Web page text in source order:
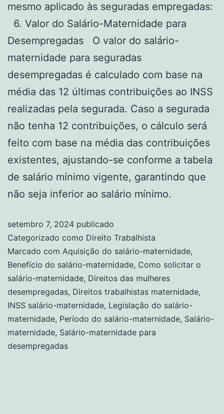
mesmo aplicado às seguradas empregadas:
6. Valor do Salário-Maternidade para
Desempregadas O valor do salário-
maternidade para seguradas
desempregadas é calculado com base na
média das 12 últimas contribuições ao INSS
realizadas pela segurada. Caso a segurada
não tenha 12 contribuições, o cálculo será
feito com base na média das contribuições
existentes, ajustando-se conforme a tabela
de salário mínimo vigente, garantindo que
não seja inferior ao salário mínimo.
setembro 7, 2024 publicado
Categorizado como Direito Trabalhista
Marcado com Aquisição do salário-maternidade,
Benefício do salário-maternidade, Como solicitar o
salário-maternidade, Direitos das mulheres
desempregadas, Direitos trabalhistas maternidade,
INSS salário-maternidade, Legislação do salário-
maternidade, Período do salário-maternidade, Salário-
maternidade, Salário-maternidade para
desempregadas